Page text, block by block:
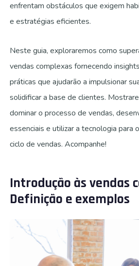
enfrentam obstáculos que exigem
e estratégias eficientes.
Neste guia, exploraremos como
vendas complexas fornecendo
práticas que ajudarão a impulsionar
solidificar a base de clientes.
dominar o processo de vendas,
essenciais e utilizar a tecnologia para
ciclo de vendas. Acompanhe!
Introdução às vendas
Definição e exemplos